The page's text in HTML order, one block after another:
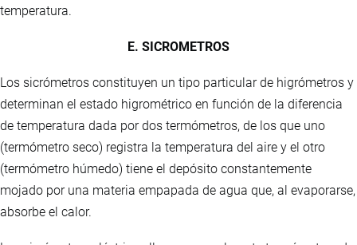
temperatura.
E. SICROMETROS
Los sicrómetros constituyen un tipo particular de higrómetros y
determinan el estado higrométrico en función de la diferencia
de temperatura dada por dos termómetros, de los que uno
(termómetro seco) registra la temperatura del aire y el otro
(termómetro húmedo) tiene el depósito constantemente
mojado por una materia empapada de agua que, al evaporarse,
absorbe el calor.